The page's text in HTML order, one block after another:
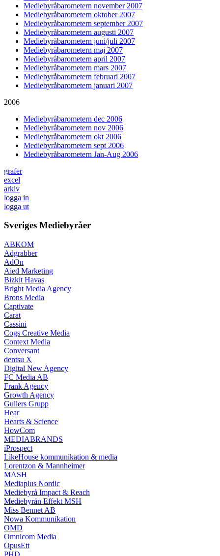
Mediebyråbarometern november 2007
Mediebyråbarometern oktober 2007
Mediebyråbarometern september 2007
Mediebyråbarometern augusti 2007
Mediebyråbarometern juni/juli 2007
Mediebyråbarometern maj 2007
Mediebyråbarometern april 2007
Mediebyråbarometern mars 2007
Mediebyråbarometern februari 2007
Mediebyråbarometern januari 2007
2006
Mediebyråbarometern dec 2006
Mediebyråbarometern nov 2006
Mediebyråbarometern okt 2006
Mediebyråbarometern sept 2006
Mediebyråbarometern Jan-Aug 2006
grafer
excel
arkiv
logga in
logga ut
Sveriges Mediebyråer
ABKOM
Adgrabber
AdOn
Aied Marketing
Bizkit Havas
Bright Media Agency
Brons Media
Captivate
Carat
Cassini
Cogs Creative Media
Context Media
Conversant
dentsu X
Digital New Agency
FC Media AB
Frank Agency
Growth Agency
Gullers Grupp
Hear
Hearts & Science
HowCom
MEDIABRANDS
iProspect
LikeHouse kommunikation & media
Lorentzon & Mannheimer
MASH
Mediaplus Nordic
Mediebyrå Impact & Reach
Mediebyrån Effekt MSH
Miss Bennet AB
Nowa Kommunikation
OMD
Omnicom Media
OpusEtt
PHD